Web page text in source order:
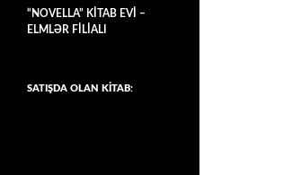
“NOVELLA” KİTAB EVİ –
ELMLƏR FİLİALI
SATIŞDA OLAN KİTAB: